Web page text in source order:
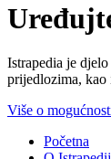
Istrapedia je
prijedlozima, kao
Više o
Početna